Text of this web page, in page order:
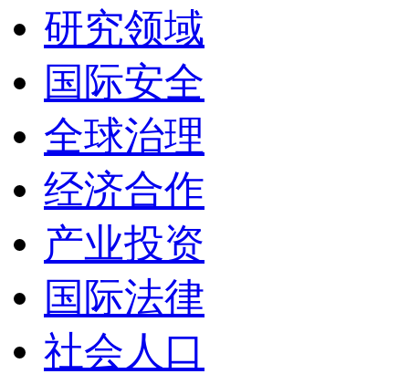
研究领域
国际安全
全球治理
经济合作
产业投资
国际法律
社会人口